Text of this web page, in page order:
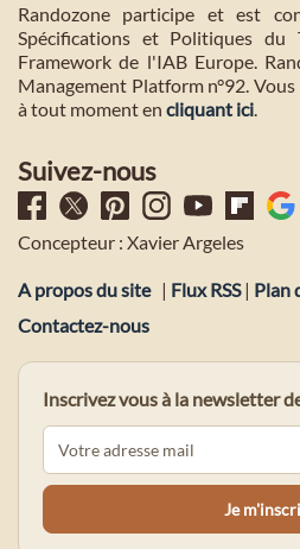
Randozone participe et est
Spécifications et Politiques du
Framework de l'IAB Europe.
Management Platform n°92.
à tout moment en cliquant ici
Suivez-nous
Concepteur : Xavier Argeles
A propos du site | Flux RSS| Plan
Contactez-nous
Inscrivez vous à la newsletter